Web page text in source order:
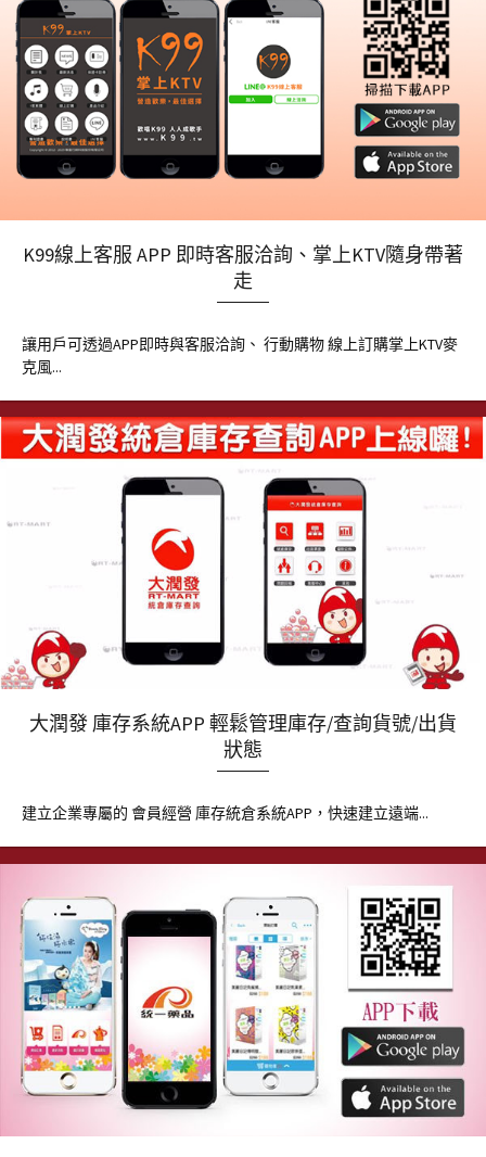
K99線上客服 APP 即時客服洽詢、掌上KTV隨身帶著
走
讓用戶可透過APP即時與客服洽詢、 行動購物 線上訂購掌上KTV麥
克風...
大潤發 庫存系統APP 輕鬆管理庫存/查詢貨號/出貨
狀態
建立企業專屬的 會員經營 庫存統倉系統APP，快速建立遠端...